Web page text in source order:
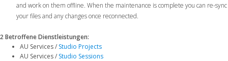
and work on them offline. When the maintenance is complete you can re-sync
your files and any changes once reconnected.
2 Betroffene Dienstleistungen:
AU Services / Studio Projects
AU Services / Studio Sessions